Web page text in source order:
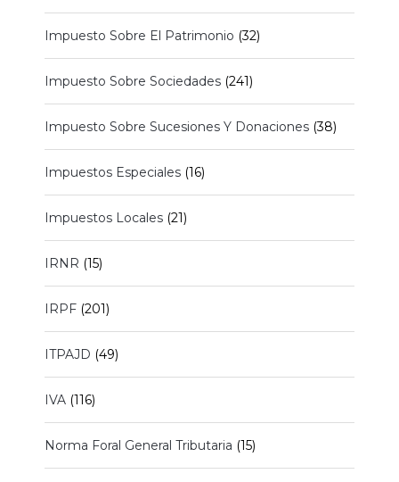
Impuesto Sobre El Patrimonio (32)
Impuesto Sobre Sociedades (241)
Impuesto Sobre Sucesiones Y Donaciones (38)
Impuestos Especiales (16)
Impuestos Locales (21)
IRNR (15)
IRPF (201)
ITPAJD (49)
IVA (116)
Norma Foral General Tributaria (15)